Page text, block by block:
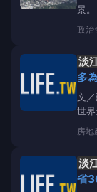
景
院
交
公
北
政治
淡
多
文
世
通
過
等
房地
淡
省